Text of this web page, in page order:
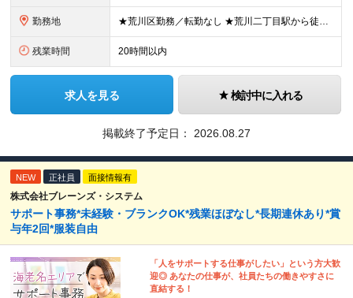
勤務地 ★荒川区勤務／転勤なし ★荒川二丁目駅から徒歩5分／町屋駅から徒歩12分 【本社】 東京都荒川区荒川8-7-6 ※(変更の範囲)上記を除く当社関連勤務地
残業時間 20時間以内
求人を見る 検討中に入れる
掲載終了予定日： 2026.08.27
NEW 正社員 面接情報有
株式会社ブレーンズ・システム
サポート事務*未経験・ブランクOK*残業ほぼなし*長期連休あり*賞
与年2回*服装自由
「人をサポートする仕事がしたい」という方大歓
迎◎ あなたの仕事が、社員たちの働きやすさに
直結する！